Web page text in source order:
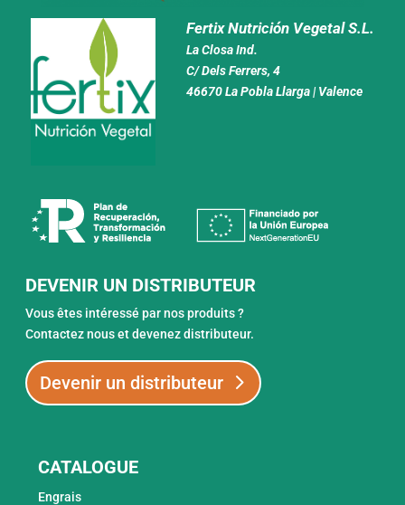
Fertix Nutrición Vegetal S.L.
La Closa Ind.
C/ Dels Ferrers, 4
46670 La Pobla Llarga | Valence
DEVENIR UN DISTRIBUTEUR
Vous êtes intéressé par nos produits ?
Contactez nous et devenez distributeur.
Devenir un distributeur
CATALOGUE
Engrais